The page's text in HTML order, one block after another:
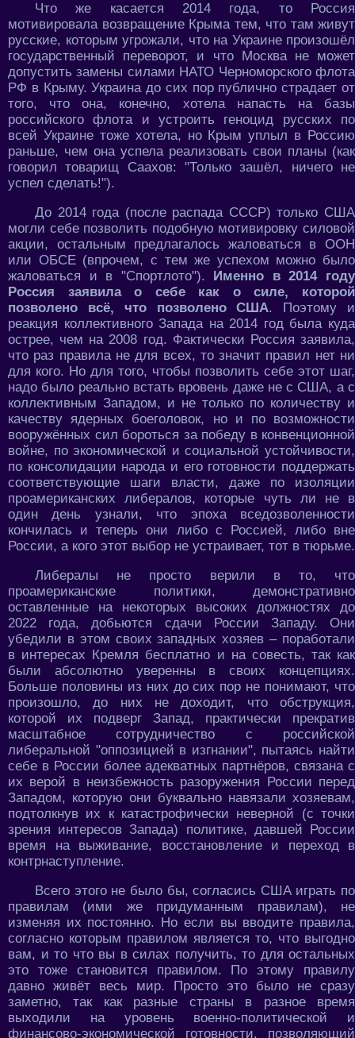
Что же касается 2014 года, то Россия
мотивировала возвращение Крыма тем, что там живут
русские, которым угрожали, что на Украине произошёл
государственный переворот, и что Москва не может
допустить замены силами НАТО Черноморского флота
РФ в Крыму. Украина до сих пор публично страдает от
того, что она, конечно, хотела напасть на базы
российского флота и устроить геноцид русских по
всей Украине тоже хотела, но Крым уплыл в Россию
раньше, чем она успела реализовать свои планы (как
говорил товарищ Саахов: "Только зашёл, ничего не
успел сделать!").
До 2014 года (после распада СССР) только США
могли себе позволить подобную мотивировку силовой
акции, остальным предлагалось жаловаться в ООН
или ОБСЕ (впрочем, с тем же успехом можно было
жаловаться и в "Спортлото").
Именно в 2014 году
Россия заявила о себе как о силе, которой
позволено всё, что позволено США. Поэтому и
реакция коллективного Запада на 2014 год была куда
острее, чем на 2008 год. Фактически Россия заявила,
что раз правила не для всех, то значит правил нет ни
для кого. Но для того, чтобы позволить себе этот шаг,
надо было реально встать вровень даже не с США, а с
коллективным Западом, и не только по количеству и
качеству ядерных боеголовок, но и по возможности
вооружённых сил бороться за победу в конвенционной
войне, по экономической и социальной устойчивости,
по консолидации народа и его готовности поддержать
соответствующие шаги власти, даже по изоляции
проамериканских либералов, которые чуть ли не в
один день узнали, что эпоха вседозволенности
кончилась и теперь они либо с Россией, либо вне
России, а кого этот выбор не устраивает, тот в тюрьме.
Либералы не просто верили в то, что
проамериканские политики, демонстративно
оставленные на некоторых высоких должностях до
2022 года, добьются сдачи России Западу. Они
убедили в этом своих западных хозяев – поработали
в интересах Кремля бесплатно и на совесть, так как
были абсолютно уверенны в своих концепциях.
Больше половины из них до сих пор не понимают, что
произошло, до них не доходит, что обструкция,
которой их подверг Запад, практически прекратив
масштабное сотрудничество с российской
либеральной "оппозицией в изгнании", пытаясь найти
себе в России более адекватных партнёров, связана с
их верой в неизбежность разоружения России перед
Западом, которую они буквально навязали хозяевам,
подтолкнув их к катастрофически неверной (с точки
зрения интересов Запада) политике, давшей России
время на выживание, восстановление и переход в
контрнаступление.
Всего этого не было бы, согласись США играть по
правилам (ими же придуманным правилам), не
изменяя их постоянно. Но если вы вводите правила,
согласно которым правилом является то, что выгодно
вам, и то что вы в силах получить, то для остальных
это тоже становится правилом. По этому правилу
давно живёт весь мир. Просто это было не сразу
заметно, так как разные страны в разное время
выходили на уровень военно-политической и
финансово-экономической готовности, позволяющий